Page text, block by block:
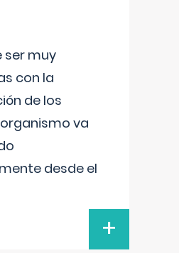
ser muy
con la
de los
va
desde el
+